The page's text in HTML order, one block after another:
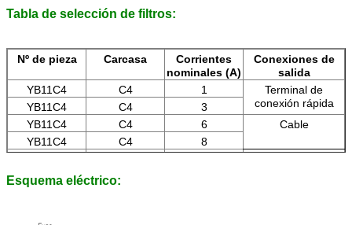
Tabla de selección de filtros:
Nº de pieza Carcasa
Corrientes
nominales (A)
Conexiones de
salida
YB11C4
C4 1
Terminal de
conexión rápida
YB11C4 C4
3
YB11C4
C4 6
Cable
YB11C4
C4
8
Esquema eléctrico: